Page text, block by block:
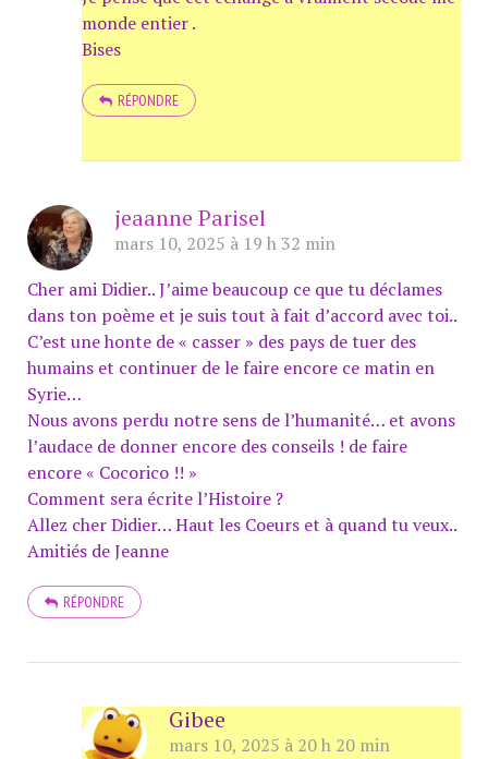
monde entier .
Bises
RÉPONDRE
jeaanne Parisel
mars 10, 2025 à 19 h 32 min
Cher ami Didier.. J’aime beaucoup ce que tu déclames
dans ton poème et je suis tout à fait d’accord avec toi..
C’est une honte de « casser » des pays de tuer des
humains et continuer de le faire encore ce matin en
Syrie…
Nous avons perdu notre sens de l’humanité… et avons
l’audace de donner encore des conseils ! de faire
encore « Cocorico !! »
Comment sera écrite l’Histoire ?
Allez cher Didier… Haut les Coeurs et à quand tu veux..
Amitiés de Jeanne
RÉPONDRE
Gibee
mars 10, 2025 à 20 h 20 min